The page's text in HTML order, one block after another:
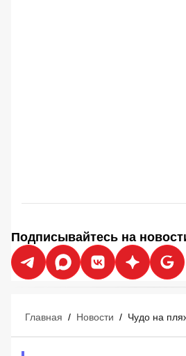
Подписывайтесь на
Главная / Новости /